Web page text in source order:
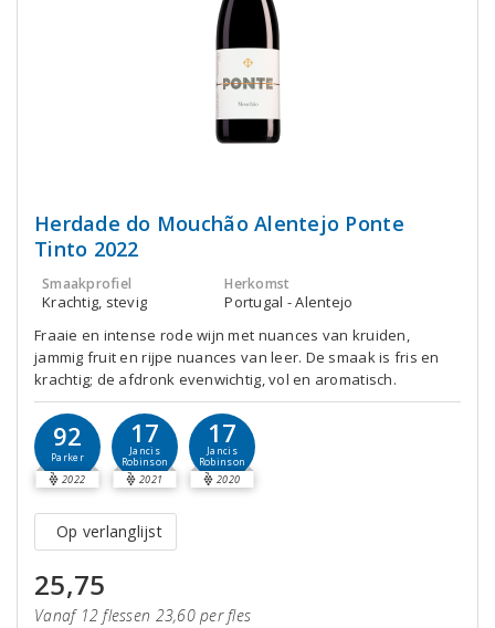
Herdade do Mouchão Alentejo Ponte
Tinto 2022
Smaakprofiel
Krachtig, stevig
Herkomst
Portugal - Alentejo
Fraaie en intense rode wijn met nuances van kruiden,
jammig fruit en rijpe nuances van leer. De smaak is fris en
krachtig; de afdronk evenwichtig, vol en aromatisch.
92
Parker
2022
17
Jancis
Robinson
2021
17
Jancis
Robinson
2020
Op verlanglijst
25,75
Vanaf 12 flessen 23,60 per fles